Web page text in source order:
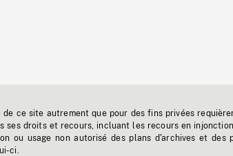
ce site autrement que pour des fins privées
ses droits et recours, incluant les recours en
ou usage non autorisé des plans d'archives et des
ci.